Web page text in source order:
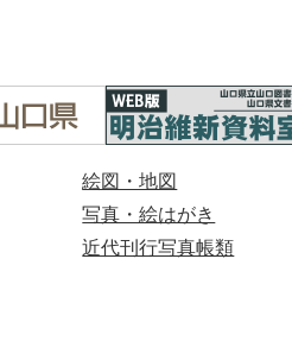
絵図・地図
写真・絵はがき
近代刊行写真帳類